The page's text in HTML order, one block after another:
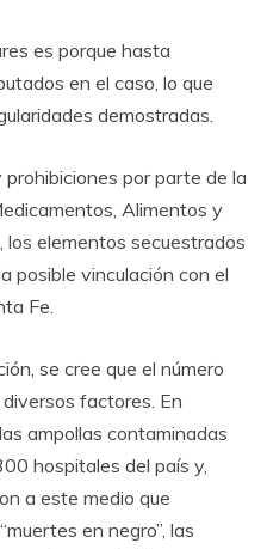
es porque hasta
en el caso, lo que
demostradas.
por parte de la
Alimentos y
elementos secuestrados
posible vinculación con el
Fe.
se cree que el número
factores. En
ampollas contaminadas
hospitales del país y,
a este medio que
en negro”, las